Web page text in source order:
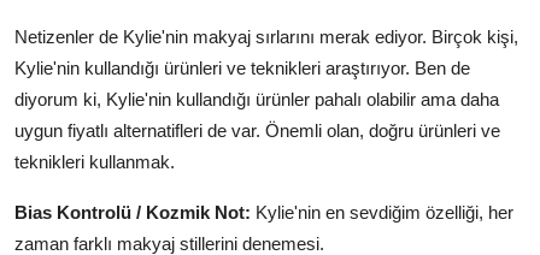
Netizenler de Kylie'nin makyaj sırlarını merak ediyor. Birçok kişi,
Kylie'nin kullandığı ürünleri ve teknikleri araştırıyor. Ben de
diyorum ki, Kylie'nin kullandığı ürünler pahalı olabilir ama daha
uygun fiyatlı alternatifleri de var. Önemli olan, doğru ürünleri ve
teknikleri kullanmak.
Bias Kontrolü / Kozmik Not: Kylie'nin en sevdiğim özelliği, her
zaman farklı makyaj stillerini denemesi.